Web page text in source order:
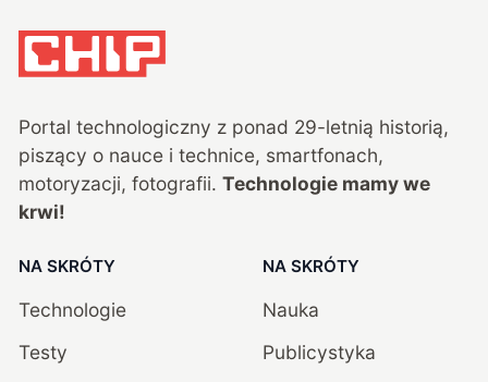
Portal technologiczny z ponad 29-letnią historią,
piszący o nauce i technice, smartfonach,
motoryzacji, fotografii. Technologie mamy we
krwi!
NA SKRÓTY
Technologie
Testy
NA SKRÓTY
Nauka
Publicystyka